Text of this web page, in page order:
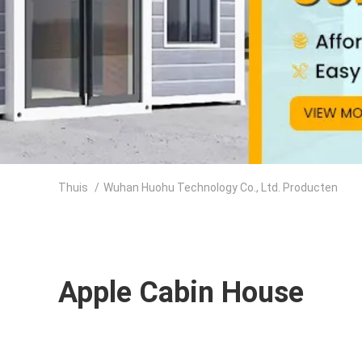
Thuis / Wuhan Huohu Technology Co., Ltd. Producten
Apple Cabin House